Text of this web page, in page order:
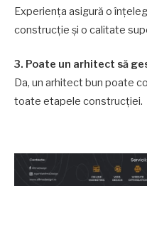
Experiența asigură o
construcție și o calitate
3. Poate un arhitect să
Da, un arhitect bun poate
toate etapele construcției.